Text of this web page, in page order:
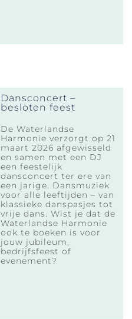
Dansconcert –
besloten feest
De Waterlandse
Harmonie verzorgt op 21
maart 2026 afgewisseld
en samen met een DJ
een feestelijk
dansconcert ter ere van
een jarige. Dansmuziek
voor alle leeftijden – van
klassieke danspasjes tot
vrije dans. Wist je dat de
Waterlandse Harmonie
ook te boeken is voor
jouw jubileum,
bedrijfsfeest of
evenement?